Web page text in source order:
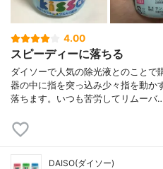
4.00
スピーディーに落ちる
ダイソーで人気の除光液とのことで
器の中に指を突っ込み少々指を動か
落ちます。いつも苦労してリムーバ
DAISO(ダイソー)